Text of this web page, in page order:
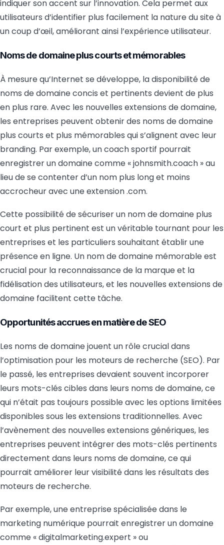
indiquer son accent sur l’innovation. Cela permet aux
utilisateurs d’identifier plus facilement la nature du site à
un coup d’œil, améliorant ainsi l’expérience utilisateur.
Noms de domaine plus courts et mémorables
À mesure qu’Internet se développe, la disponibilité de
noms de domaine concis et pertinents devient de plus
en plus rare. Avec les nouvelles extensions de domaine,
les entreprises peuvent obtenir des noms de domaine
plus courts et plus mémorables qui s’alignent avec leur
branding. Par exemple, un coach sportif pourrait
enregistrer un domaine comme « johnsmith.coach » au
lieu de se contenter d’un nom plus long et moins
accrocheur avec une extension .com.
Cette possibilité de sécuriser un nom de domaine plus
court et plus pertinent est un véritable tournant pour les
entreprises et les particuliers souhaitant établir une
présence en ligne. Un nom de domaine mémorable est
crucial pour la reconnaissance de la marque et la
fidélisation des utilisateurs, et les nouvelles extensions de
domaine facilitent cette tâche.
Opportunités accrues en matière de SEO
Les noms de domaine jouent un rôle crucial dans
l’optimisation pour les moteurs de recherche (SEO). Par
le passé, les entreprises devaient souvent incorporer
leurs mots-clés cibles dans leurs noms de domaine, ce
qui n’était pas toujours possible avec les options limitées
disponibles sous les extensions traditionnelles. Avec
l’avènement des nouvelles extensions génériques, les
entreprises peuvent intégrer des mots-clés pertinents
directement dans leurs noms de domaine, ce qui
pourrait améliorer leur visibilité dans les résultats des
moteurs de recherche.
Par exemple, une entreprise spécialisée dans le
marketing numérique pourrait enregistrer un domaine
comme « digitalmarketing.expert » ou